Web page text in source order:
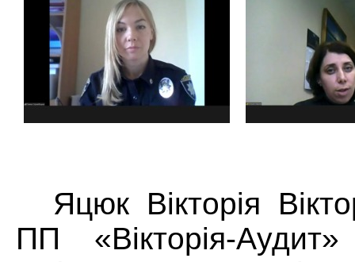
Яцюк Вікторія
ПП «Вікторія-